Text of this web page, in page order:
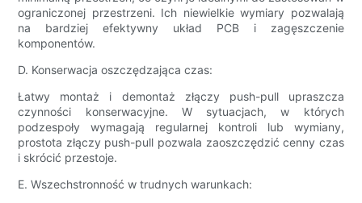
ograniczonej przestrzeni. Ich niewielkie wymiary pozwalają
na bardziej efektywny układ PCB i zagęszczenie
komponentów.
D. Konserwacja oszczędzająca czas:
Łatwy montaż i demontaż złączy push-pull upraszcza
czynności konserwacyjne. W sytuacjach, w których
podzespoły wymagają regularnej kontroli lub wymiany,
prostota złączy push-pull pozwala zaoszczędzić cenny czas
i skrócić przestoje.
E. Wszechstronność w trudnych warunkach: